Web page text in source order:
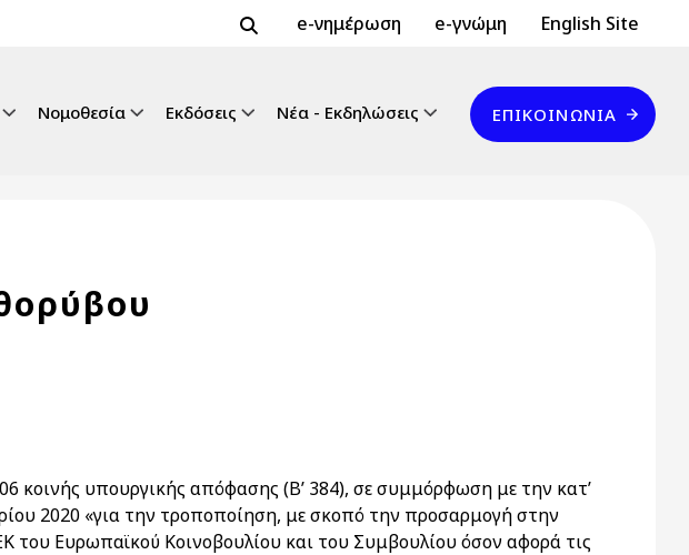
Header Top 2
e-νημέρωση e-γνώμη Header Top
English Site
Νομοθεσία Εκδόσεις Νέα - Εκδηλώσεις
Επικοινωνία
ΕΠΙΚΟΙΝΩΝΊΑ
υπουργικής απόφασης (Β’ 384), σε συμμόρφωση με την κατ’
2020 «για την τροποποίηση, με σκοπό την προσαρμογή στην
Ευρωπαϊκού Κοινοβουλίου και του Συμβουλίου όσον αφορά τις